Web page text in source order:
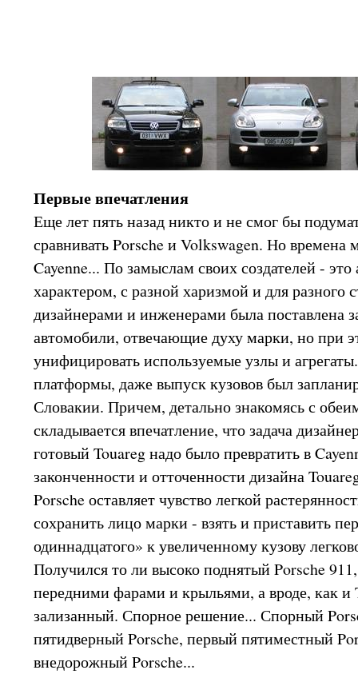
Первые впечатления
Еще лет пять назад никто и не смог бы
сравнивать Porsche и Volkswagen. Но времена
Cayenne... По замыслам своих создателей -
характером, с разной харизмой и для разного
дизайнерами и инженерами была поставлена
автомобили, отвечающие духу марки, но при
унифицировать используемые узлы и
платформы, даже выпуск кузовов был
Словакии. Причем, детально знакомясь с
складывается впечатление, что задача
готовый Touareg надо было превратить в
законченности и отточенности дизайна
Porsche оставляет чувство легкой
сохранить лицо марки - взять и приставить
одиннадцатого» к увеличенному кузову
Получился то ли высоко поднятый Porsche
передними фарами и крыльями, а вроде, как и
зализанный. Спорное решение... Спорный
пятидверный Porsche, первый пятиместный
внедорожный Porsche...